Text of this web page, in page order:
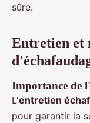
sûre.
Entretien et
Importance de
L'entretien
pour garantir la